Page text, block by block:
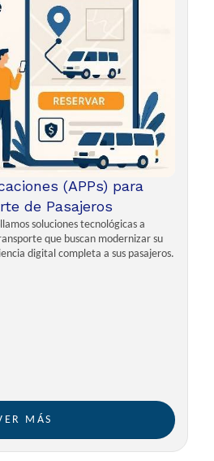
(APPs) para
de Pasajeros
soluciones tecnológicas a
que buscan modernizar su
digital completa a sus pasajeros.
MÁS